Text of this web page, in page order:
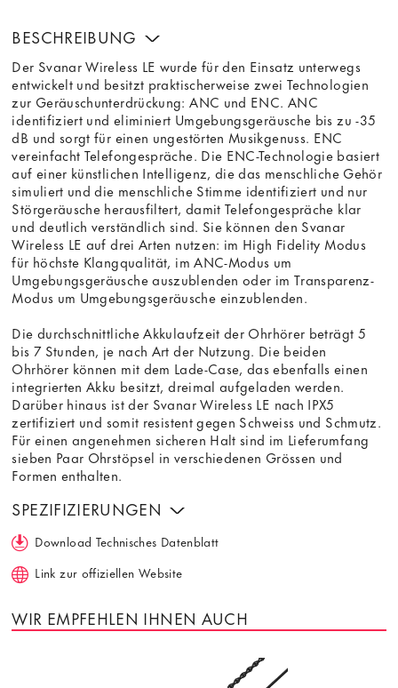
BESCHREIBUNG
Der Svanar Wireless LE wurde für den Einsatz unterwegs
entwickelt und besitzt praktischerweise zwei Technologien
zur Geräuschunterdrückung: ANC und ENC. ANC
identifiziert und eliminiert Umgebungsgeräusche bis zu -35
dB und sorgt für einen ungestörten Musikgenuss. ENC
vereinfacht Telefongespräche. Die ENC-Technologie basiert
auf einer künstlichen Intelligenz, die das menschliche Gehör
simuliert und die menschliche Stimme identifiziert und nur
Störgeräusche herausfiltert, damit Telefongespräche klar
und deutlich verständlich sind. Sie können den Svanar
Wireless LE auf drei Arten nutzen: im High Fidelity Modus
für höchste Klangqualität, im ANC-Modus um
Umgebungsgeräusche auszublenden oder im Transparenz-
Modus um Umgebungsgeräusche einzublenden.
Die durchschnittliche Akkulaufzeit der Ohrhörer beträgt 5
bis 7 Stunden, je nach Art der Nutzung. Die beiden
Ohrhörer können mit dem Lade-Case, das ebenfalls einen
integrierten Akku besitzt, dreimal aufgeladen werden.
Darüber hinaus ist der Svanar Wireless LE nach IPX5
zertifiziert und somit resistent gegen Schweiss und Schmutz.
Für einen angenehmen sicheren Halt sind im Lieferumfang
sieben Paar Ohrstöpsel in verschiedenen Grössen und
Formen enthalten.
SPEZIFIZIERUNGEN
Download Technisches Datenblatt
Link zur offiziellen Website
WIR EMPFEHLEN IHNEN AUCH